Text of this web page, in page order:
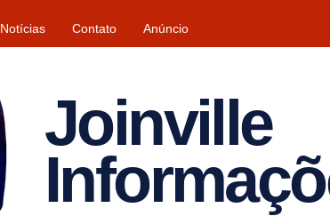
Notícias Contato Anúncio
Joinville